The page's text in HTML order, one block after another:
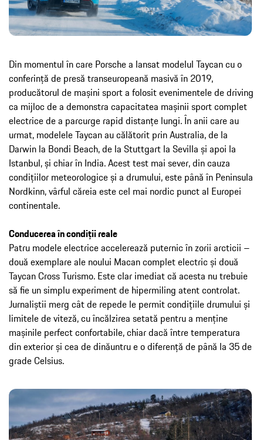
Din momentul în care Porsche a lansat modelul Taycan cu o
conferință de presă transeuropeană masivă în 2019,
producătorul de mașini sport a folosit evenimentele de driving
ca mijloc de a demonstra capacitatea mașinii sport complet
electrice de a parcurge rapid distanțe lungi. În anii care au
urmat, modelele Taycan au călătorit prin Australia, de la
Darwin la Bondi Beach, de la Stuttgart la Sevilla și apoi la
Istanbul, și chiar în India. Acest test mai sever, din cauza
condițiilor meteorologice și a drumului, este până în Peninsula
Nordkinn, vârful căreia este cel mai nordic punct al Europei
continentale.
Conducerea în condiții reale
Patru modele electrice accelerează puternic în zorii arcticii –
două exemplare ale noului Macan complet electric și două
Taycan Cross Turismo. Este clar imediat că acesta nu trebuie
să fie un simplu experiment de hipermiling atent controlat.
Jurnaliștii merg cât de repede le permit condițiile drumului și
limitele de viteză, cu încălzirea setată pentru a menține
mașinile perfect confortabile, chiar dacă între temperatura
din exterior și cea de dinăuntru e o diferență de până la 35 de
grade Celsius.